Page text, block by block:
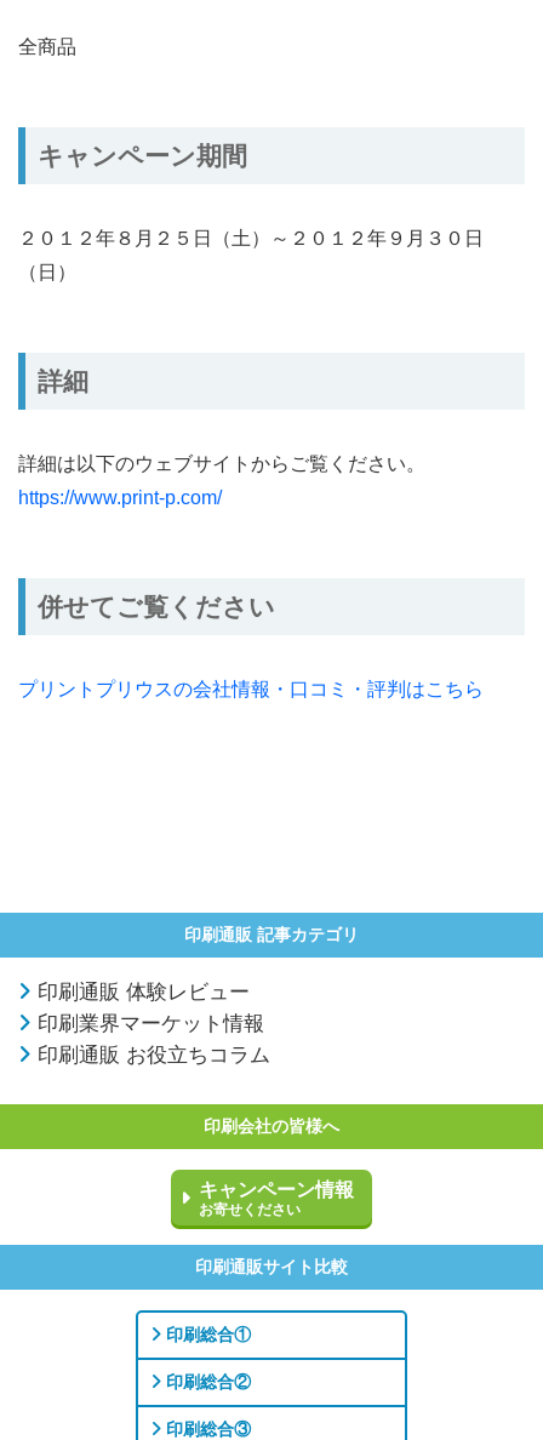
全商品
キャンペーン期間
２０１２年８月２５日（土）～２０１２年９月３０日
（日）
詳細
詳細は以下のウェブサイトからご覧ください。
https://www.print-p.com/
併せてご覧ください
プリントプリウスの会社情報・口コミ・評判はこちら
印刷通販 記事カテゴリ
印刷通販 体験レビュー
印刷業界マーケット情報
印刷通販 お役立ちコラム
印刷会社の皆様へ
キャンペーン情報
お寄せください
印刷通販サイト比較
印刷総合①
印刷総合②
印刷総合③